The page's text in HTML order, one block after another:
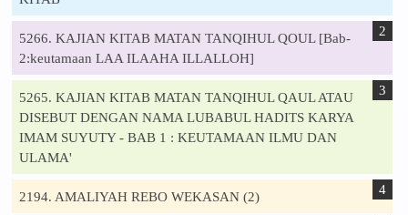
5266. KAJIAN KITAB MATAN TANQIHUL QOUL [Bab-
2:keutamaan LAA ILAAHA ILLALLOH]
5265. KAJIAN KITAB MATAN TANQIHUL QAUL ATAU
DISEBUT DENGAN NAMA LUBABUL HADITS KARYA
IMAM SUYUTY - BAB 1 : KEUTAMAAN ILMU DAN
ULAMA'
2194. AMALIYAH REBO WEKASAN (2)